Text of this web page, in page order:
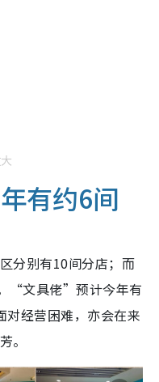
有约6间
分别有10间分店；而
“文具佬”预计今年有
对经营困难，亦会在来
。